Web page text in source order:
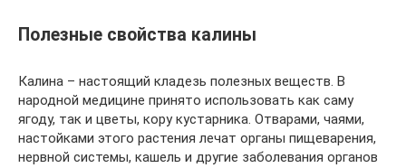
Полезные свойства калины
Калина – настоящий кладезь полезных веществ. В
народной медицине принято использовать как саму
ягоду, так и цветы, кору кустарника. Отварами, чаями,
настойками этого растения лечат органы пищеварения,
нервной системы, кашель и другие заболевания органов